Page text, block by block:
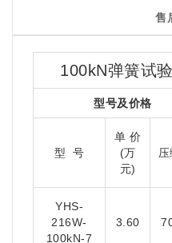
售
100kN弹簧试
型号及价格
型 号
单 价
(万
元)
YHS-
216W-
100kN-7
3.60